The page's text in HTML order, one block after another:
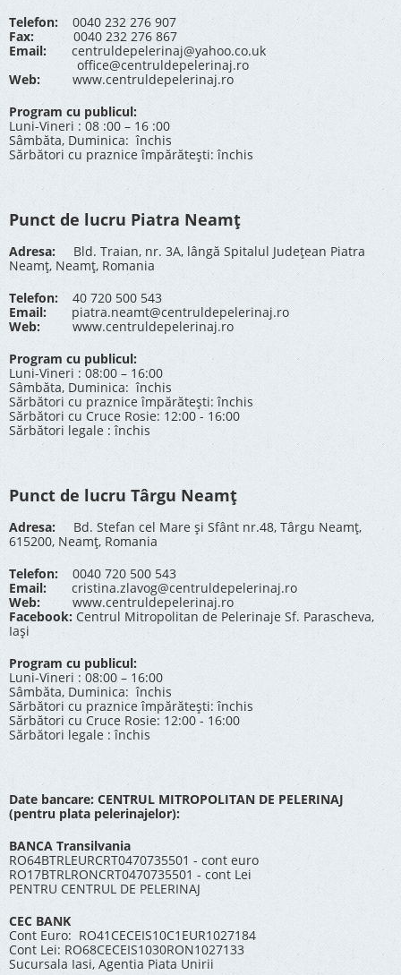
Telefon: 0040 232 276 907
Fax: 0040 232 276 867
Email:
centruldepelerinaj@yahoo.co.uk
office@centruldepelerinaj.ro
Web:
www.centruldepelerinaj.ro
Program cu publicul:
Luni-Vineri : 08 :00 – 16 :00
Sâmbăta, Duminica: închis
Sărbători cu praznice împărătești: închis
Punct de lucru Piatra Neamț
Adresa: Bld. Traian, nr. 3A, lângă Spitalul Județean Piatra
Neamț, Neamț, Romania
Telefon:40 720 500 543
Email:
piatra.neamt@centruldepelerinaj.ro
Web:
www.centruldepelerinaj.ro
Program cu publicul:
Luni-Vineri : 08:00 – 16:00
Sâmbăta, Duminica: închis
Sărbători cu praznice împărătești: închis
Sărbători cu Cruce Rosie: 12:00 - 16:00
Sărbători legale : închis
Punct de lucru Târgu Neamț
Adresa: Bd. Stefan cel Mare și Sfânt nr.48, Târgu Neamț,
615200, Neamț, Romania
Telefon: 0040 720 500 543
Email:
cristina.zlavog@centruldepelerinaj.ro
Web:
www.centruldepelerinaj.ro
Facebook: Centrul Mitropolitan de Pelerinaje Sf. Parascheva,
Iași
Program cu publicul:
Luni-Vineri : 08:00 – 16:00
Sâmbăta, Duminica: închis
Sărbători cu praznice împărătești: închis
Sărbători cu Cruce Rosie: 12:00 - 16:00
Sărbători legale : închis
Date bancare: CENTRUL MITROPOLITAN DE PELERINAJ
(pentru plata pelerinajelor):
BANCA Transilvania
RO64BTRLEURCRT0470735501 - cont euro
RO17BTRLRONCRT0470735501 - cont Lei
PENTRU CENTRUL DE PELERINAJ
CEC BANK
Cont Euro: RO41CECEIS10C1EUR1027184
Cont Lei: RO68CECEIS1030RON1027133
Sucursala Iasi, Agentia Piata Unirii